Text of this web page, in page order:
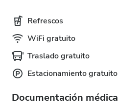
Refrescos
WiFi gratuito
Traslado gratuito
Estacionamiento gratuito
Documentación médica